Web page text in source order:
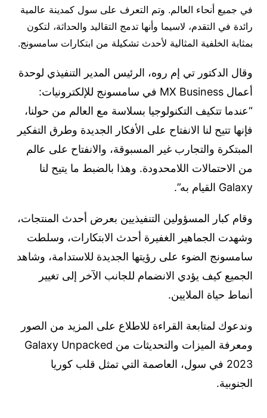
في جميع أنحاء العالم. وتم التعرف على سول كمدينة عالمية
رائدة في التقدم، لاسيما وأنها تدمج التقاليد والحداثة، لتكون
بمثابة الخلفية المثالية لأحدث تشكيلة من ابتكارات سامسونج.
وقال الدكتور تي إم روه، الرئيس المدير التنفيذي لوحدة
أعمال MX Business في سامسونج للإلكترونيات:
“عندما تتكيف التكنولوجيا بسلاسة مع العالم من حولنا،
فإنها تتيح لنا الانفتاح على الأفكار الجديدة وطرق التفكير
المبتكرة والتجارب غير المسبوقة، والانفتاح على عالم
من الاحتمالات اللامحدودة. وهذا بالضبط ما يتيح لنا
Galaxy القيام به”.
وقام كبار المسؤولين التنفيذيين بعرض أحدث المنتجات،
وشهدت الجماهير الغفيرة أحدث الابتكارات، وسلطت
سامسونج الضوء على رؤيتها الجديدة للاستدامة، وشاهد
الجميع كيف يؤدي الانضمام للجانب الآخر إلى تغيير
أنماط حياة الملايين.
وندعوك لمتابعة القراءة للاطلاع على المزيد من الصور
ومعرفة الميزات والتحديثات من Galaxy Unpacked
2023 في سول، العاصمة التي تمثل قلب كوريا
الجنوبية.